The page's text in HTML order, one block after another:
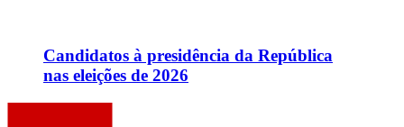
Candidatos à presidência da República
nas eleições de 2026